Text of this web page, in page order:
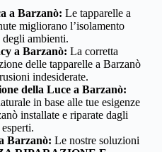
a Barzanò: Le tapparelle a
migliorano l’isolamento
degli ambienti.
a Barzanò: La corretta
delle tapparelle a Barzanò
indesiderate.
della Luce a Barzanò:
in base alle tue esigenze
installate e riparate dagli
esperti.
Barzanò: Le nostre soluzioni